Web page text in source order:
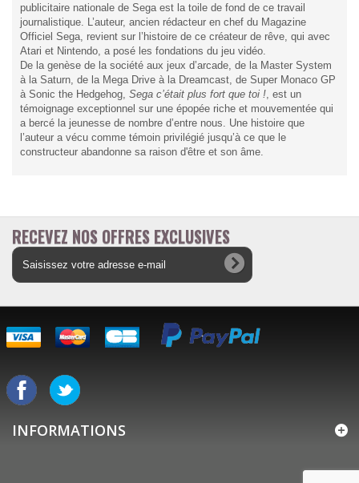
publicitaire nationale de Sega est la toile de fond de ce travail
journalistique. L’auteur, ancien rédacteur en chef du Magazine
Officiel Sega, revient sur l’histoire de ce créateur de rêve, qui avec
Atari et Nintendo, a posé les fondations du jeu vidéo.
De la genèse de la société aux jeux d’arcade, de la Master System
à la Saturn, de la Mega Drive à la Dreamcast, de Super Monaco GP
à Sonic the Hedgehog, Sega c’était plus fort que toi ! , est un
témoignage exceptionnel sur une épopée riche et mouvementée qui
a bercé la jeunesse de nombre d’entre nous. Une histoire que
l’auteur a vécu comme témoin privilégié jusqu’à ce que le
constructeur abandonne sa raison d'être et son âme.
RECEVEZ NOS OFFRES EXCLUSIVES
INFORMATIONS